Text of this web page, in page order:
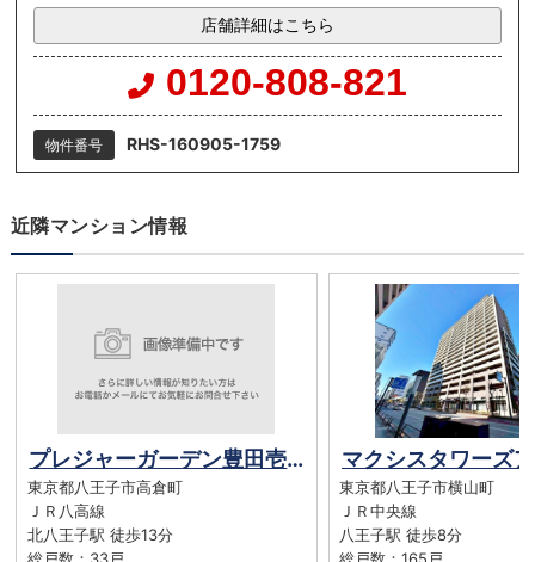
店舗詳細はこちら
0120-808-821
物件番号 RHS-160905-1759
近隣マンション情報
プレジャーガーデン豊田壱番館
東京都八王子市高倉町
ＪＲ八高線
北八王子駅 徒歩13分
東京都八王子市横山町
ＪＲ中央線
八王子駅 徒歩8分